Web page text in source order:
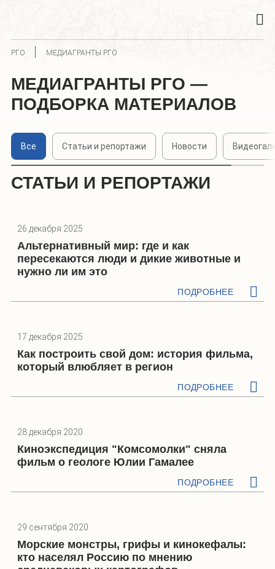
РГО МЕДИАГРАНТЫ РГО
МЕДИАГРАНТЫ РГО —
ПОДБОРКА МАТЕРИАЛОВ
Все Статьи и репортажи Новости
СТАТЬИ И РЕПОРТАЖИ
26 декабря 2025
Альтернативный мир: где и как
пересекаются люди и дикие животные и
нужно ли им это
ПОДРОБНЕЕ
17 декабря 2025
Как построить свой дом: история фильма,
который влюбляет в регион
ПОДРОБНЕЕ
28 декабря 2020
Киноэкспедиция "Комсомолки" сняла
фильм о геологе Юлии Гамалее
ПОДРОБНЕЕ
29 сентября 2020
Морские монстры, грифы и кинокефалы:
кто населял Россию по мнению